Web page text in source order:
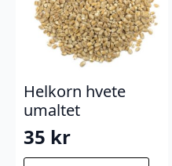
Helkorn hvete
umaltet
35 kr